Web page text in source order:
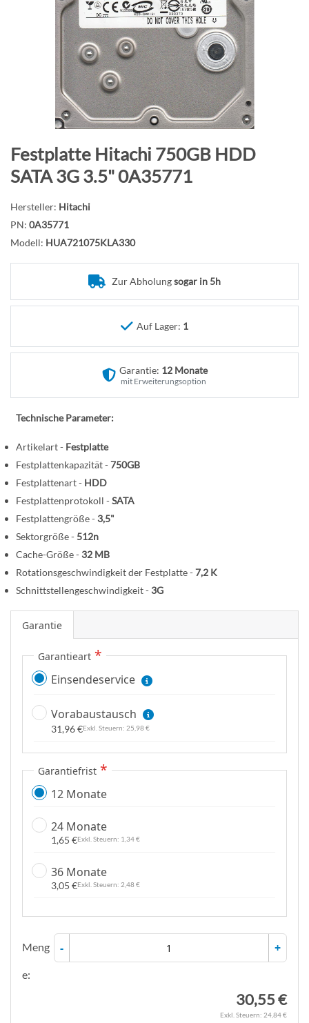
r
i
e
p
r
i
n
Z
u
m
A
f
a
n
d
B
d
g
n
g
Festplatte Hitachi 750GB HDD
SATA 3G 3.5" 0A35771
Hersteller: Hitachi
PN: 0A35771
Modell: HUA721075KLA330
Zur Abholungsogar in 5h
Auf Lager: 1
Garantie: 12 Monate
mit Erweiterungsoption
Technische Parameter:
Artikelart - Festplatte
Festplattenkapazität -750GB
Festplattenart - HDD
Festplattenprotokoll -SATA
Festplattengröße - 3,5"
Sektorgröße - 512n
Cache-Größe - 32 MB
Rotationsgeschwindigkeit der Festplatte -7,2 K
Schnittstellengeschwindigkeit - 3G
Garantie
Garantieart
Einsendeservice
Vorabaustausch
31,96 € 25,98 €
Garantiefrist
12 Monate
24 Monate
1,65 € 1,34 €
36 Monate
3,05 € 2,48 €
Meng
e:
- +
30,55 €
24,84 €